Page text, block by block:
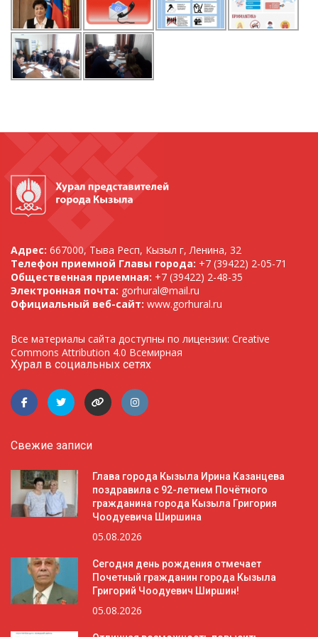
Адрес: 667000, Тыва Респ, Кызыл г, Ленина, 32
Телефон приемной Главы города: +7 (39422) 2-05-71
Общественная приемная: +7 (39422) 2-48-35
Электронная почта: gorhural@mail.ru
Официальный веб-сайт: www.gorhural.ru
Все материалы сайта доступны по лицензии: Creative
Commons Attribution 4.0 Всемирная
Хурал в социальных сетях
Свежие записи
Глава города Кызыла Ирина Казанцева
поздравила с 92-летием Почётного
гражданина города Кызыла Григория
Чоодуевича Ширшина
05.08.2026
Сегодня день рождения отмечает
Почетный гражданин города Кызыла
Григорий Чоодуевич Ширшин!
05.08.2026